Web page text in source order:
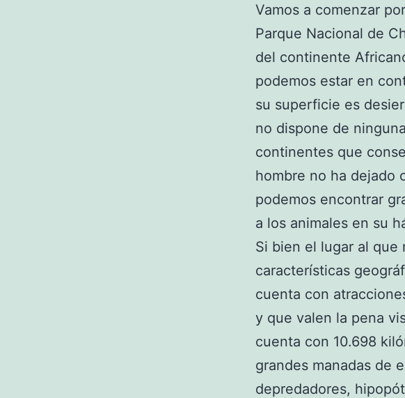
Vamos a comenzar
Parque Nacional de
del continente
podemos estar en
su superficie es
no dispone de
continentes que
hombre no ha dejado
podemos encontrar
a los animales en su
Si bien el lugar al que
características
cuenta con
y que valen la pena
cuenta con 10.698
grandes manadas de
depredadores,